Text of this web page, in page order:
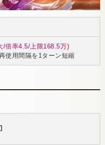
/倍率4.5/上限168.5万)
使用間隔を1ターン短縮